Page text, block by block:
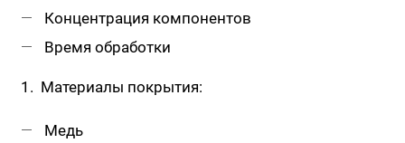
Концентрация компонентов
Время обработки
Материалы покрытия:
Медь